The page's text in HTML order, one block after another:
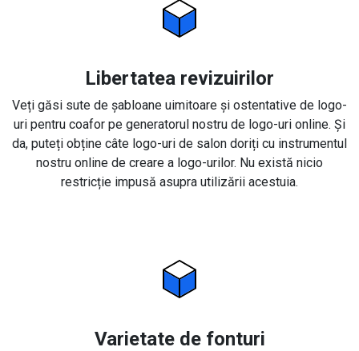
Libertatea revizuirilor
Veți găsi sute de șabloane uimitoare și ostentative de logo-
uri pentru coafor pe generatorul nostru de logo-uri online. Și
da, puteți obține câte logo-uri de salon doriți cu instrumentul
nostru online de creare a logo-urilor. Nu există nicio
restricție impusă asupra utilizării acestuia.
Varietate de fonturi